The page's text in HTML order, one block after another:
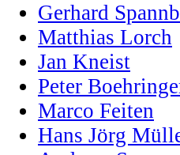
Gerhard
Matthias Lorch
Jan Kneist
Peter
Marco Feiten
Hans Jörg